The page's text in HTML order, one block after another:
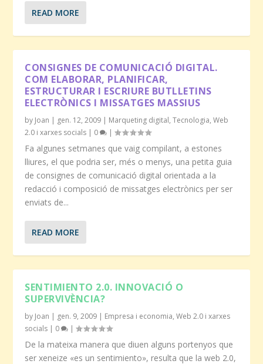
READ MORE
CONSIGNES DE COMUNICACIÓ DIGITAL.
COM ELABORAR, PLANIFICAR,
ESTRUCTURAR I ESCRIURE BUTLLETINS
ELECTRÒNICS I MISSATGES MASSIUS
by Joan | gen. 12, 2009 | Marqueting digital,Tecnologia,Web
2.0 i xarxes socials | 0 |
Fa algunes setmanes que vaig compilant, a estones
lliures, el que podria ser, més o menys, una petita guia
de consignes de comunicació digital orientada a la
redacció i composició de missatges electrònics per ser
enviats de...
READ MORE
SENTIMIENTO 2.0. INNOVACIÓ O
SUPERVIVÈNCIA?
by Joan | gen. 9, 2009 | Empresa i economia,Web 2.0 i xarxes
socials | 0 |
De la mateixa manera que diuen alguns portenyos que
ser xeneize «es un sentimiento», resulta que la web 2.0,